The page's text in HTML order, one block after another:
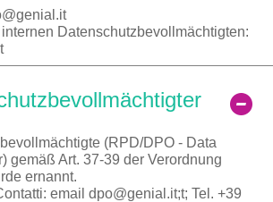
Datenschutzbevollmächtigten:
(RPD/DPO - Data
gemäß Art. 37-39 der Verordnung
ernannt.
email dpo@genial.it;t; Tel. +39